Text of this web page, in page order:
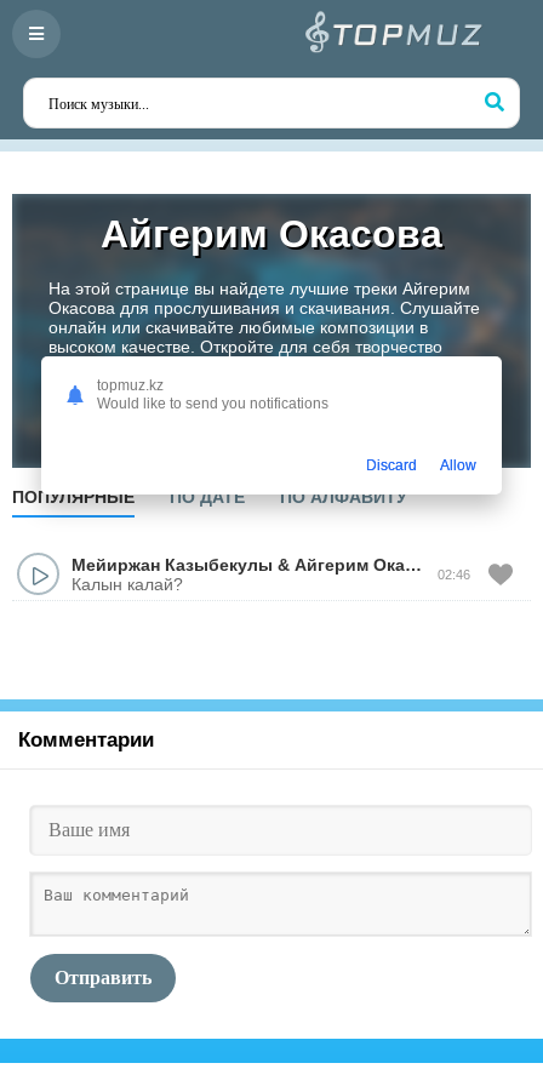
Айгерим Окасова
На этой странице вы найдете лучшие треки Айгерим
Окасова для прослушивания и скачивания. Слушайте
онлайн или скачивайте любимые композиции в
высоком качестве. Откройте для себя творчество
Слушать
ПОПУЛЯРНЫЕ ПО ДАТЕ ПО АЛФАВИТУ
Мейиржан Казыбекулы & Айгерим Окасова
Калын калай?
02:46
Комментарии
Отправить
topmuz.kz
Would like to send you notifications
Discard Allow